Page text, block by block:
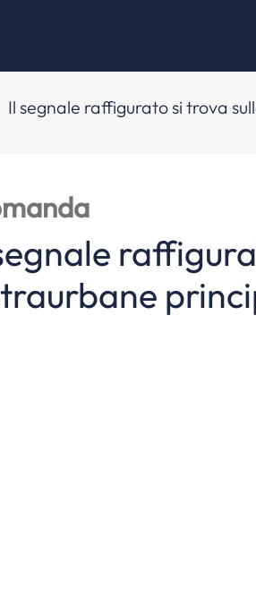
Il segnale raffigurato si trova